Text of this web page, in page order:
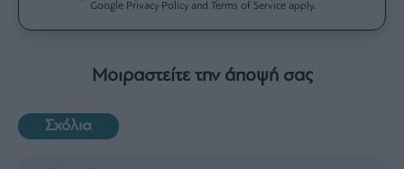
Google Privacy Policy and Terms of Service apply.
Μοιραστείτε την άποψή σας
Σχόλια